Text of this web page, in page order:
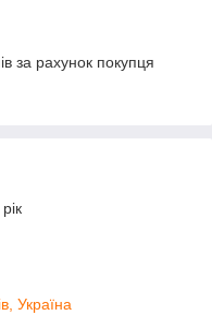
за рахунок покупця
Україна